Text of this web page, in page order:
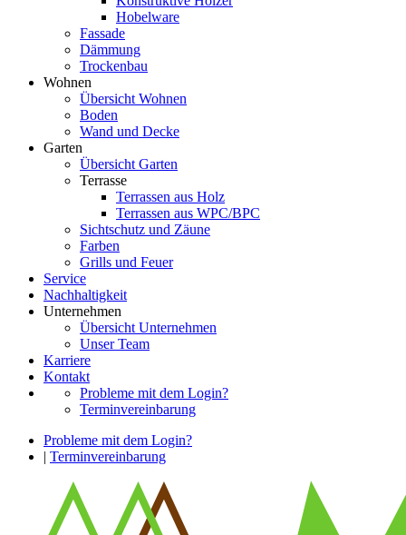
Hobelware
Fassade
Dämmung
Trockenbau
Wohnen
Übersicht Wohnen
Boden
Wand und Decke
Garten
Übersicht Garten
Terrasse
Terrassen aus Holz
Terrassen aus WPC/BPC
Sichtschutz und Zäune
Farben
Grills und Feuer
Service
Nachhaltigkeit
Unternehmen
Übersicht Unternehmen
Unser Team
Karriere
Kontakt
Probleme mit dem Login?
Terminvereinbarung
Probleme mit dem Login?
| Terminvereinbarung